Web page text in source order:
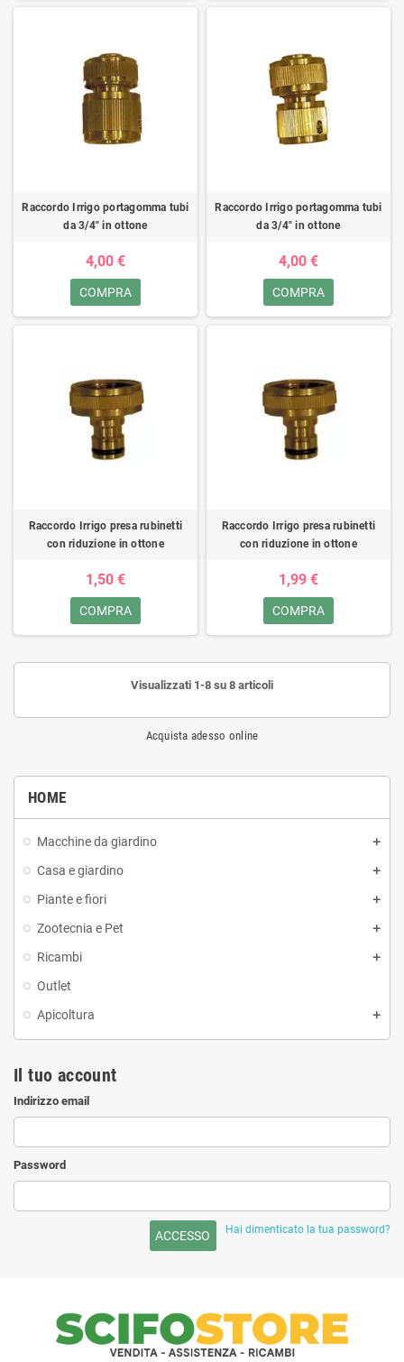
HOME
Macchine da giardino
Casa e giardino
Piante e fiori
Zootecnia e Pet
Ricambi
Outlet
Apicoltura
Il tuo account
Indirizzo email
Password
Hai dimenticato la tua password?
ACCESSO
Raccordo Irrigo portagomma tubi
da 3/4" in ottone
4,00 €
COMPRA
Raccordo Irrigo portagomma tubi
da 3/4" in ottone
4,00 €
COMPRA
Raccordo Irrigo presa rubinetti
con riduzione in ottone
1,50 €
COMPRA
Raccordo Irrigo presa rubinetti
con riduzione in ottone
1,99 €
COMPRA
Visualizzati 1-8 su 8 articoli
Acquista adesso online